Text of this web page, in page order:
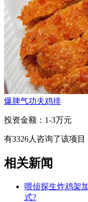
爆脾气功夫鸡排
投资金额： 1-3万元
有3326人咨询了该项目
相关新闻
喂侦探生炸鸡架
式?